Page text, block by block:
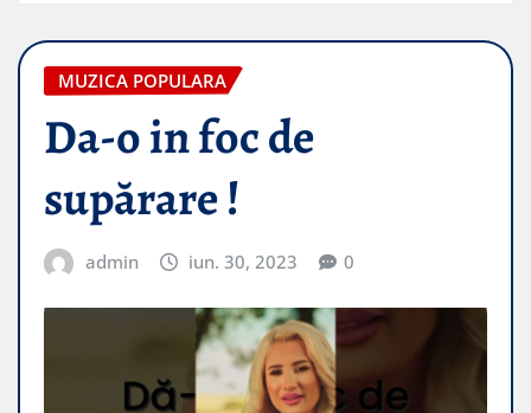
MUZICA POPULARA
Da-o in foc de
supărare !
admin iun. 30, 2023 0